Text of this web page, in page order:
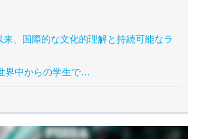
、国際的な文化的理解と持続可能なラ
界中からの学生で…